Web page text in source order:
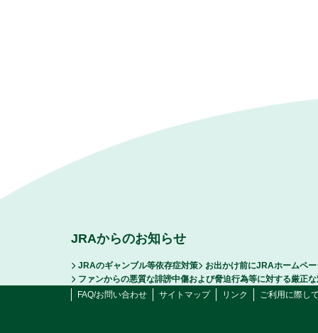
JRAからのお知らせ
JRAのギャンブル等依存症対策
お出かけ前にJRAホームペ
ファンからの悪質な誹謗中傷および脅迫行為等に対する厳正
FAQ/お問い合わせ
サイトマップ リンク ご利用に際し